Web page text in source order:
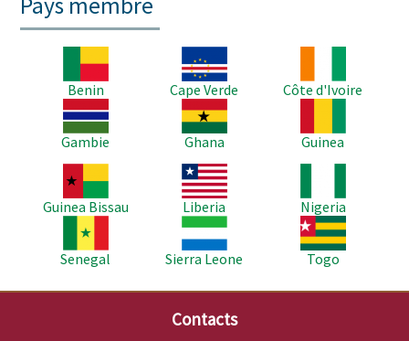
Benin
Image
Cape Verde
Côte d'Ivoire
Image
Gambie
Image
Ghana
Guinea
Image
Guinea Bissau
Image
Liberia
Nigeria
Senegal
Image
Sierra Leone
Image
Togo
Contacts